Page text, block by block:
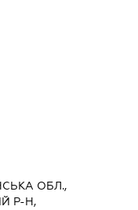
ОБЛ.,
Р-Н,